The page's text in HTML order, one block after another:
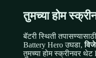
तुमच्या होम
बॅटरी स्थिती
Battery Hero उघडा,
तुमच्या होम स्क्रीनवर